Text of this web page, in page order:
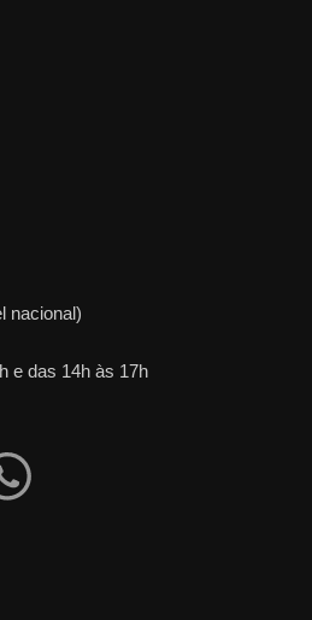
nacional)
e das 14h às 17h